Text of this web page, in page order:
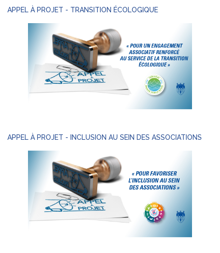
APPEL À PROJET - TRANSITION ÉCOLOGIQUE
APPEL À PROJET - INCLUSION AU SEIN DES ASSOCIATIONS